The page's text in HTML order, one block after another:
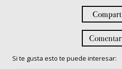
Si te gusta esto te puede interesar: